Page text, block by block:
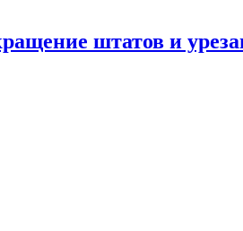
штатов и